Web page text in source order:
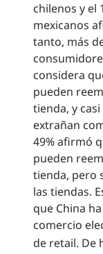
chilenos y el
mexicanos
tanto, más
considera
pueden
tienda, y
extrañan
49% afirmó
pueden
tienda, pero
las tiendas.
que China
comercio
de retail. De